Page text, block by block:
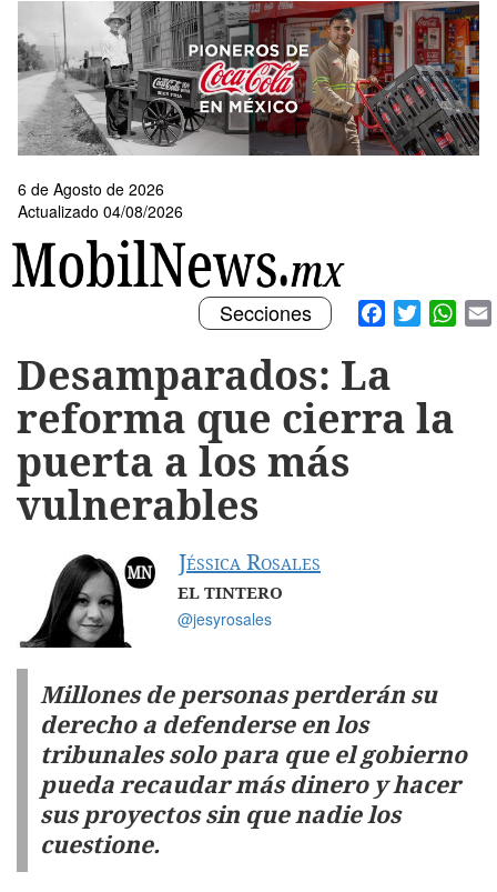
contenido
principal
6 de Agosto de 2026
Actualizado 04/08/2026
Facebook
Twitter
Toggle
navigation
Secciones
Desamparados: La
reforma que cierra la
puerta a los más
vulnerables
Jéssica Rosales
EL TINTERO
@jesyrosales
Millones de personas perderán su
derecho a defenderse en los
tribunales solo para que el gobierno
pueda recaudar más dinero y hacer
sus proyectos sin que nadie los
cuestione.